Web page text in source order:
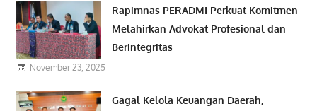
Rapimnas PERADMI Perkuat Komitmen
Melahirkan Advokat Profesional dan
Berintegritas
November 23, 2025
Gagal Kelola Keuangan Daerah,